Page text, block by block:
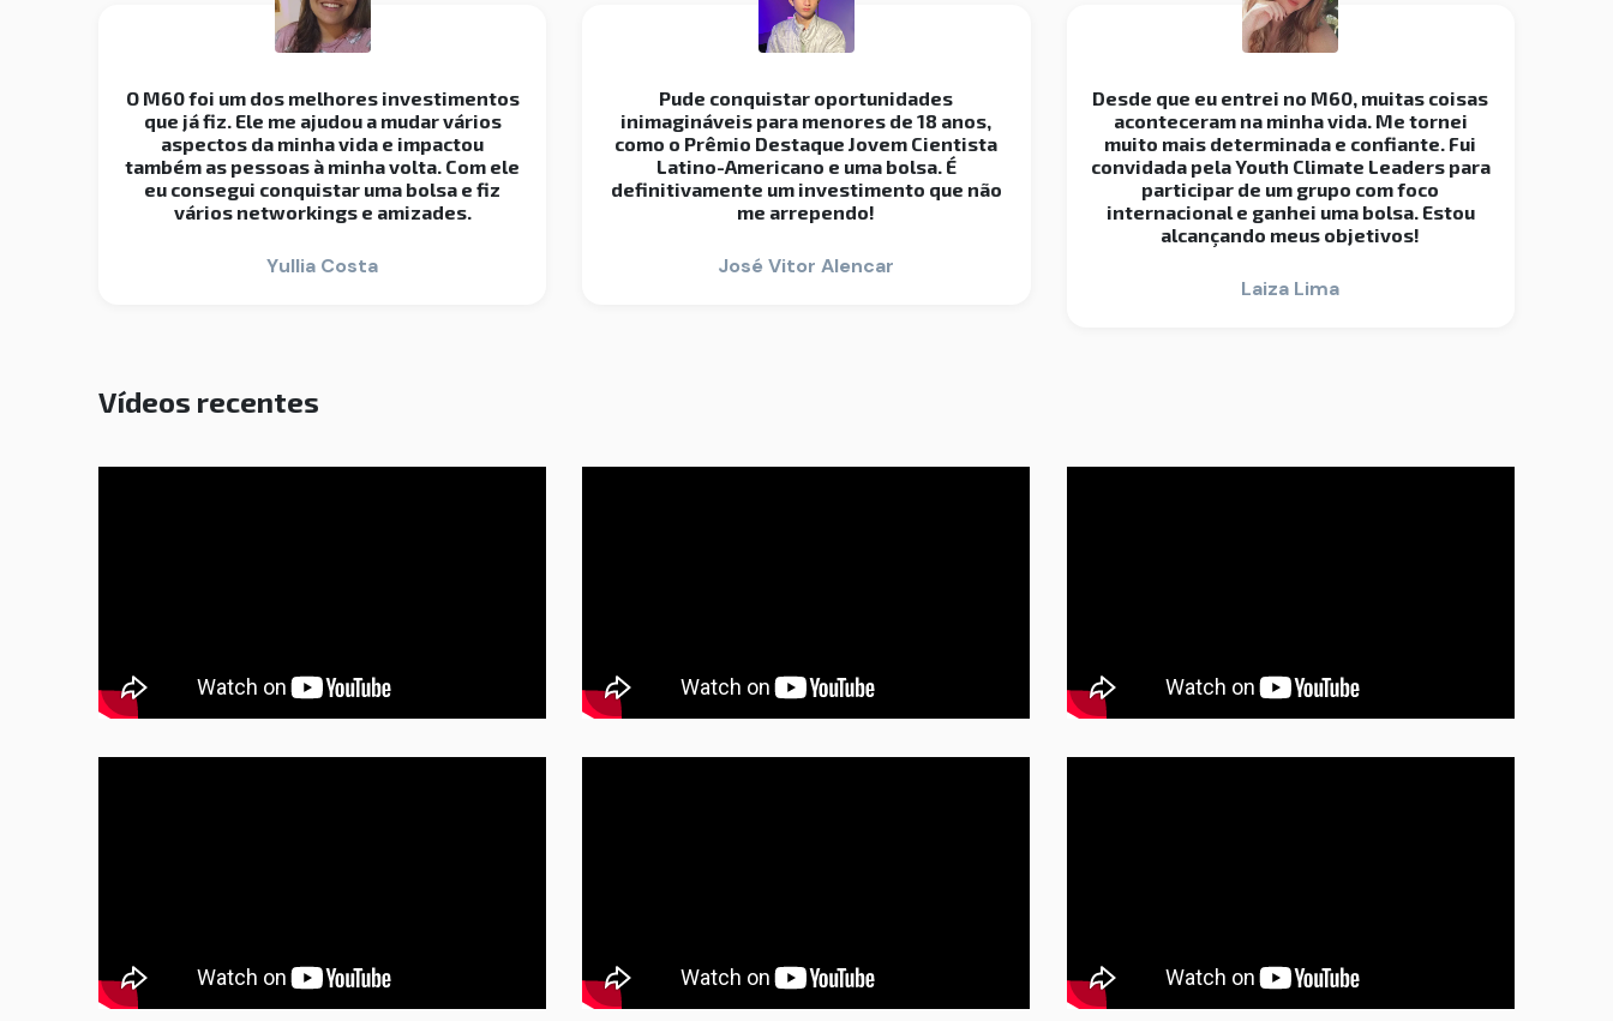
O M60 foi um dos melhores investimentos
que já fiz. Ele me ajudou a mudar vários
aspectos da minha vida e impactou
também as pessoas à minha volta. Com ele
eu consegui conquistar uma bolsa e fiz
vários networkings e amizades.
Yullia Costa
Pude conquistar oportunidades
inimagináveis para menores de 18 anos,
como o Prêmio Destaque Jovem Cientista
Latino-Americano e uma bolsa. É
definitivamente um investimento que não
me arrependo!
José Vitor Alencar
Desde que eu entrei no M60, muitas coisas
aconteceram na minha vida. Me tornei
muito mais determinada e confiante. Fui
convidada pela Youth Climate Leaders para
participar de um grupo com foco
internacional e ganhei uma bolsa. Estou
alcançando meus objetivos!
Laiza Lima
Vídeos recentes